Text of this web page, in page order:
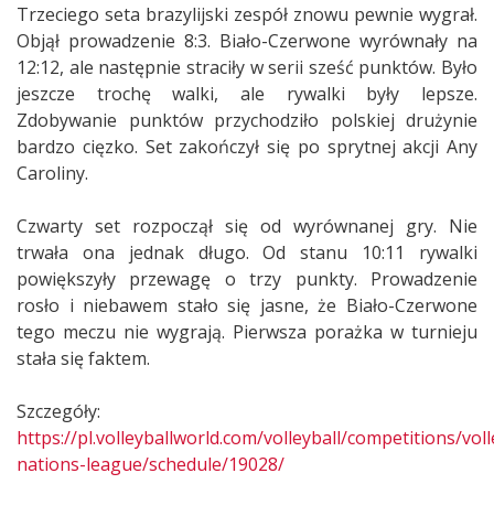
Trzeciego seta brazylijski zespół znowu pewnie wygrał.
Objął prowadzenie 8:3. Biało-Czerwone wyrównały na
12:12, ale następnie straciły w serii sześć punktów. Było
jeszcze trochę walki, ale rywalki były lepsze.
Zdobywanie punktów przychodziło polskiej drużynie
bardzo cięzko. Set zakończył się po sprytnej akcji Any
Caroliny.
Czwarty set rozpoczął się od wyrównanej gry. Nie
trwała ona jednak długo. Od stanu 10:11 rywalki
powiększyły przewagę o trzy punkty. Prowadzenie
rosło i niebawem stało się jasne, że Biało-Czerwone
tego meczu nie wygrają. Pierwsza porażka w turnieju
stała się faktem.
Szczegóły:
https://pl.volleyballworld.com/volleyball/competitions/
nations-league/schedule/19028/